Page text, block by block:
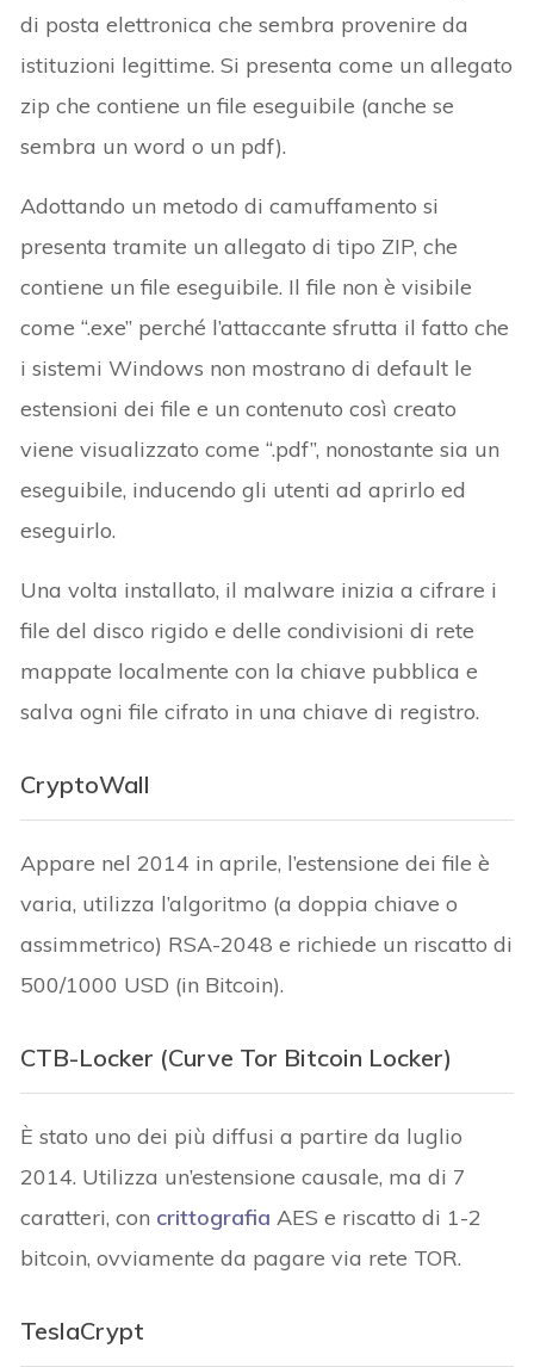
di posta elettronica che sembra provenire da
istituzioni legittime. Si presenta come un allegato
zip che contiene un file eseguibile (anche se
sembra un word o un pdf).
Adottando un metodo di camuffamento si
presenta tramite un allegato di tipo ZIP, che
contiene un file eseguibile. Il file non è visibile
come “.exe” perché l’attaccante sfrutta il fatto che
i sistemi Windows non mostrano di default le
estensioni dei file e un contenuto così creato
viene visualizzato come “.pdf”, nonostante sia un
eseguibile, inducendo gli utenti ad aprirlo ed
eseguirlo.
Una volta installato, il malware inizia a cifrare i
file del disco rigido e delle condivisioni di rete
mappate localmente con la chiave pubblica e
salva ogni file cifrato in una chiave di registro.
CryptoWall
Appare nel 2014 in aprile, l’estensione dei file è
varia, utilizza l’algoritmo (a doppia chiave o
assimmetrico) RSA-2048 e richiede un riscatto di
500/1000 USD (in Bitcoin).
CTB-Locker (Curve Tor Bitcoin Locker)
È stato uno dei più diffusi a partire da luglio
2014. Utilizza un’estensione causale, ma di 7
caratteri, con crittografia AES e riscatto di 1-2
bitcoin, ovviamente da pagare via rete TOR.
TeslaCrypt